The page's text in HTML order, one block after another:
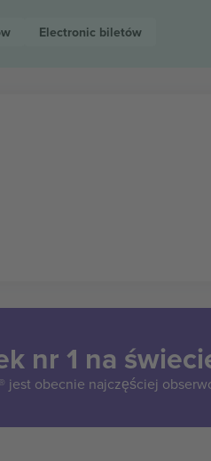
Electronic biletów
nr 1 na
jest obecnie najczęściej